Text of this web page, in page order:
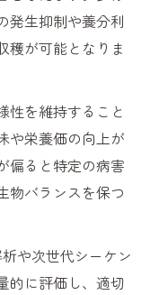
発生抑制や養分利
穫が可能となりま
性を維持すること
や栄養価の向上が
偏ると特定の病害
物バランスを保つ
や次世代シーケン
的に評価し、適切